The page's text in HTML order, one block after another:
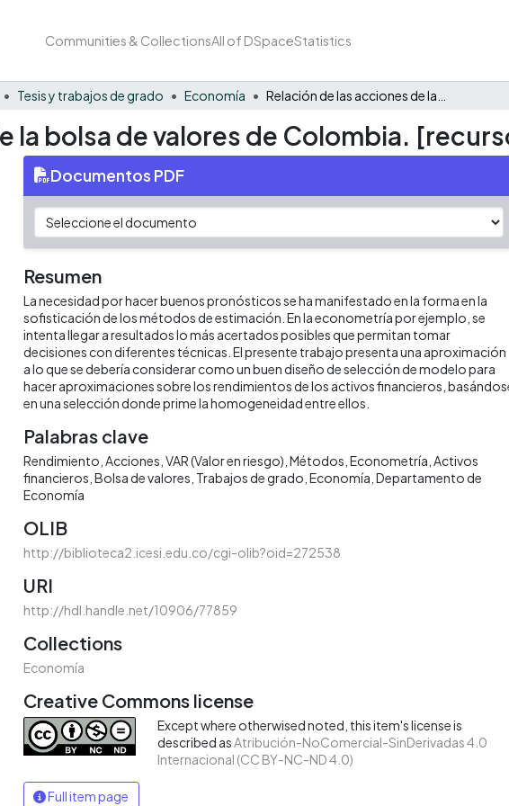
Communities & CollectionsAll of DSpaceStatistics
Tesis y trabajos de grado Economía
la bolsa de valores de Colombia.
Documentos PDF
Resumen
La necesidad por hacer buenos pronósticos se ha manifestado en la forma en la
sofisticación de los métodos de estimación. En la econometría por ejemplo, se
intenta llegar a resultados lo más acertados posibles que permitan tomar
decisiones con diferentes técnicas. El presente trabajo presenta una aproximación
a lo que se debería considerar como un buen diseño de selección de modelo para
hacer aproximaciones sobre los rendimientos de los activos financieros,
en una selección donde prime la homogeneidad entre ellos.
Palabras clave
Rendimiento Acciones VAR (Valor en riesgo) Métodos Econometría Activos
financieros Bolsa de valores Trabajos de grado Economía Departamento de
Economía
OLIB
http://biblioteca2.icesi.edu.co/cgi-olib?oid=272538
URI
http://hdl.handle.net/10906/77859
Collections
Economía
Creative Commons license
Except where otherwised noted, this item's license is
described as Atribución-NoComercial-SinDerivadas 4.0
Internacional (CC BY-NC-ND 4.0)
Full item page